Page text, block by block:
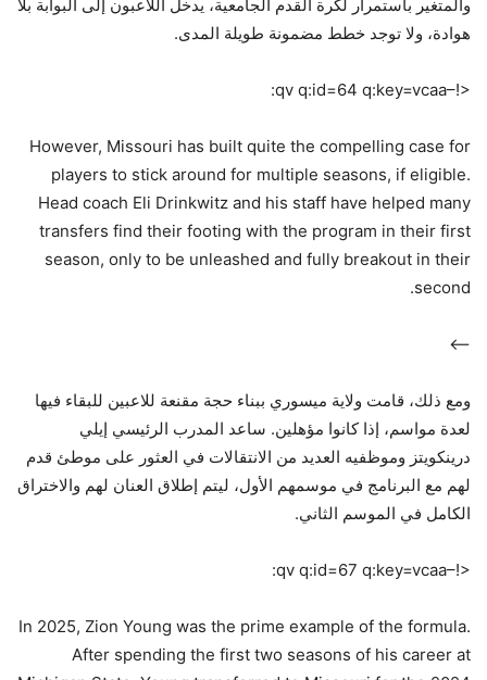
والمتغير باستمرار لكرة القدم الجامعية، يدخل اللاعبون إلى البوابة بلا
هوادة، ولا توجد خطط مضمونة طويلة المدى.
<!–qv q:id=64 q:key=vcaa:
However, Missouri has built quite the compelling case for
players to stick around for multiple seasons, if eligible.
Head coach Eli Drinkwitz and his staff have helped many
transfers find their footing with the program in their first
season, only to be unleashed and fully breakout in their
second.
–>
ومع ذلك، قامت ولاية ميسوري ببناء حجة مقنعة للاعبين للبقاء فيها
لعدة مواسم، إذا كانوا مؤهلين. ساعد المدرب الرئيسي إيلي
درينكويتز وموظفيه العديد من الانتقالات في العثور على موطئ قدم
لهم مع البرنامج في موسمهم الأول، ليتم إطلاق العنان لهم والاختراق
الكامل في الموسم الثاني.
<!–qv q:id=67 q:key=vcaa:
In 2025, Zion Young was the prime example of the formula.
After spending the first two seasons of his career at